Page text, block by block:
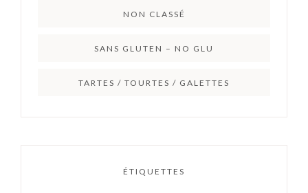
NON CLASSÉ
SANS GLUTEN – NO GLU
TARTES / TOURTES / GALETTES
ÉTIQUETTES